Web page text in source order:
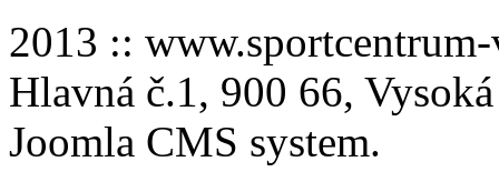
2013 ::
Hlavná č.1, 900 66,
Joomla CMS system.